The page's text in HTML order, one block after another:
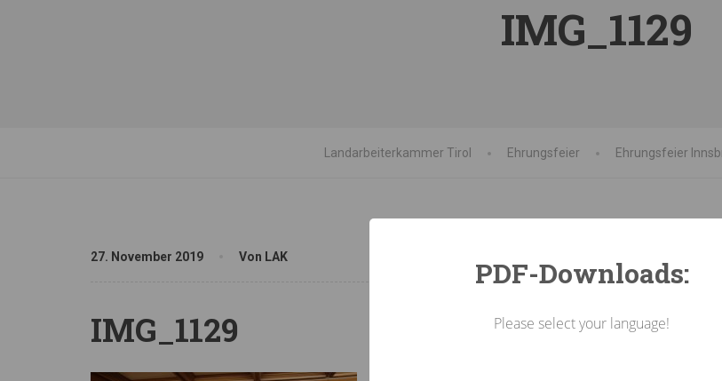
IMG_1129
Landarbeiterkammer Tirol Ehrungsfeier Ehrungsfeier
27. November 2019 Von LAK
IMG_1129
PDF-Downloads:
Please select your language!